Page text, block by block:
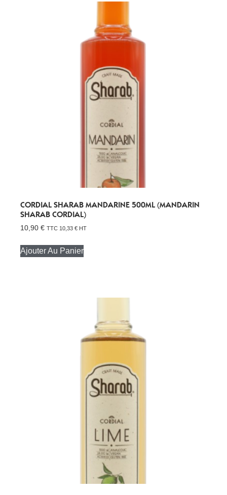
CORDIAL SHARAB MANDARINE 500ML (MANDARIN
SHARAB CORDIAL)
10,90 € TTC 10,33 € HT
Ajouter Au Panier